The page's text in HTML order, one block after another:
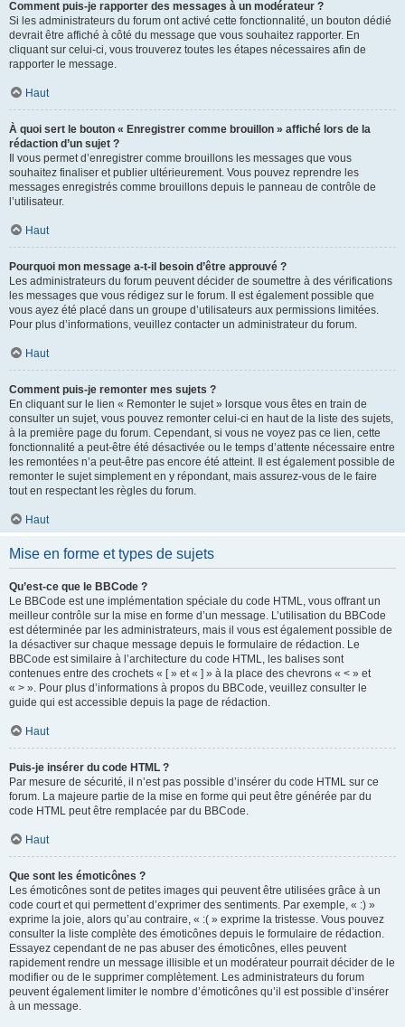
Comment puis-je rapporter des messages à un modérateur ?
Si les administrateurs du forum ont activé cette fonctionnalité, un bouton dédié
devrait être affiché à côté du message que vous souhaitez rapporter. En
cliquant sur celui-ci, vous trouverez toutes les étapes nécessaires afin de
rapporter le message.
Haut
À quoi sert le bouton « Enregistrer comme brouillon » affiché lors de la
rédaction d’un sujet ?
Il vous permet d’enregistrer comme brouillons les messages que vous
souhaitez finaliser et publier ultérieurement. Vous pouvez reprendre les
messages enregistrés comme brouillons depuis le panneau de contrôle de
l’utilisateur.
Haut
Pourquoi mon message a-t-il besoin d’être approuvé ?
Les administrateurs du forum peuvent décider de soumettre à des vérifications
les messages que vous rédigez sur le forum. Il est également possible que
vous ayez été placé dans un groupe d’utilisateurs aux permissions limitées.
Pour plus d’informations, veuillez contacter un administrateur du forum.
Haut
Comment puis-je remonter mes sujets ?
En cliquant sur le lien « Remonter le sujet » lorsque vous êtes en train de
consulter un sujet, vous pouvez remonter celui-ci en haut de la liste des sujets,
à la première page du forum. Cependant, si vous ne voyez pas ce lien, cette
fonctionnalité a peut-être été désactivée ou le temps d’attente nécessaire entre
les remontées n’a peut-être pas encore été atteint. Il est également possible de
remonter le sujet simplement en y répondant, mais assurez-vous de le faire
tout en respectant les règles du forum.
Haut
Mise en forme et types de sujets
Qu’est-ce que le BBCode ?
Le BBCode est une implémentation spéciale du code HTML, vous offrant un
meilleur contrôle sur la mise en forme d’un message. L’utilisation du BBCode
est déterminée par les administrateurs, mais il vous est également possible de
la désactiver sur chaque message depuis le formulaire de rédaction. Le
BBCode est similaire à l’architecture du code HTML, les balises sont
contenues entre des crochets « [ » et « ] » à la place des chevrons « < » et
« > ». Pour plus d’informations à propos du BBCode, veuillez consulter le
guide qui est accessible depuis la page de rédaction.
Haut
Puis-je insérer du code HTML ?
Par mesure de sécurité, il n’est pas possible d’insérer du code HTML sur ce
forum. La majeure partie de la mise en forme qui peut être générée par du
code HTML peut être remplacée par du BBCode.
Haut
Que sont les émoticônes ?
Les émoticônes sont de petites images qui peuvent être utilisées grâce à un
code court et qui permettent d’exprimer des sentiments. Par exemple, « :) »
exprime la joie, alors qu’au contraire, « :( » exprime la tristesse. Vous pouvez
consulter la liste complète des émoticônes depuis le formulaire de rédaction.
Essayez cependant de ne pas abuser des émoticônes, elles peuvent
rapidement rendre un message illisible et un modérateur pourrait décider de le
modifier ou de le supprimer complètement. Les administrateurs du forum
peuvent également limiter le nombre d’émoticônes qu’il est possible d’insérer
à un message.